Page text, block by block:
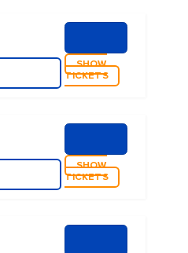
SHOW
TICKETS
SHOW
TICKETS